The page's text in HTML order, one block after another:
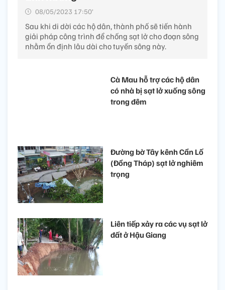
08/05/2023 17:50’
Sau khi di dời các hộ dân, thành phố sẽ tiến hành
giải pháp công trình để chống sạt lở cho đoạn sông
nhằm ổn định lâu dài cho tuyến sông này.
Cà Mau hỗ trợ các hộ dân
có nhà bị sạt lở xuống sông
trong đêm
Đường bờ Tây kênh Cần Lố
(Đồng Tháp) sạt lở nghiêm
trọng
Liên tiếp xảy ra các vụ sạt lở
đất ở Hậu Giang